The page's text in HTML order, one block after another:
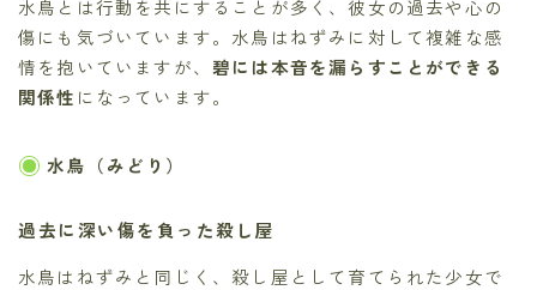
水鳥とは行動を共にすることが多く、彼女の過去や心の
傷にも気づいています。水鳥はねずみに対して複雑な感
情を抱いていますが、 碧には本音を漏らすことができる
関係性 になっています。
水鳥（みどり）
過去に深い傷を負った殺し屋
水鳥はねずみと同じく、殺し屋として育てられた少女で